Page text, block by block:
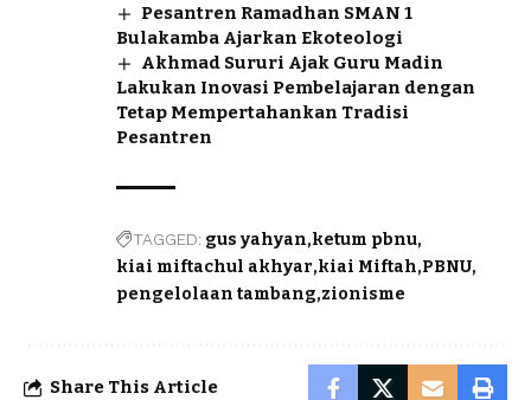
Pesantren Ramadhan SMAN 1
Bulakamba Ajarkan Ekoteologi
Akhmad Sururi Ajak Guru Madin
Lakukan Inovasi Pembelajaran dengan
Tetap Mempertahankan Tradisi
Pesantren
TAGGED: gus yahyan ketum pbnu
kiai miftachul akhyar kiai Miftah PBNU
pengelolaan tambang zionisme
Share This Article